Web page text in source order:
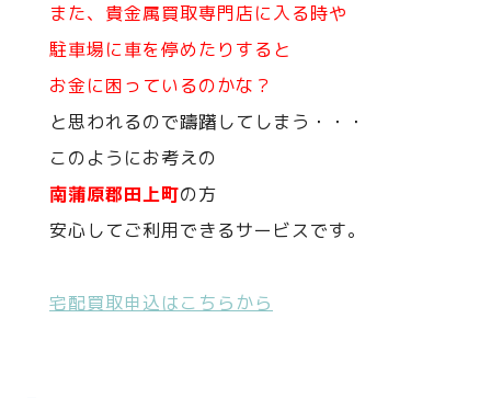
また、貴金属買取専門店に入る時や
駐車場に車を停めたりすると
お金に困っているのかな？
と思われるので躊躇してしまう・・・
このようにお考えの
南蒲原郡田上町の方
安心してご利用できるサービスです。
宅配買取申込はこちらから